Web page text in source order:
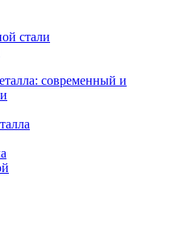
стали
современный и